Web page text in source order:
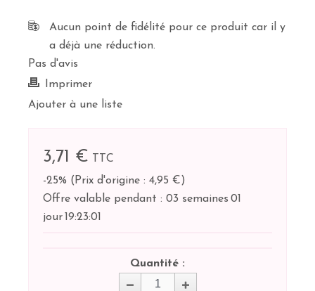
Aucun point de fidélité pour ce produit car il y
a déjà une réduction.
Pas d'avis
Imprimer
Ajouter à une liste
3,71 €
TTC
-25% ( Prix d'origine : 4,95 €)
Offre valable pendant : 03 semaines 01
jour 19:23:01
Quantité :